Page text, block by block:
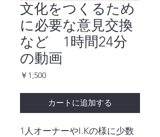
文化をつくるため
に必要な意見交換
など 1時間24分
の動画
￥1,500価
カートに追加する
1人オーナーやI.Kの様に少数